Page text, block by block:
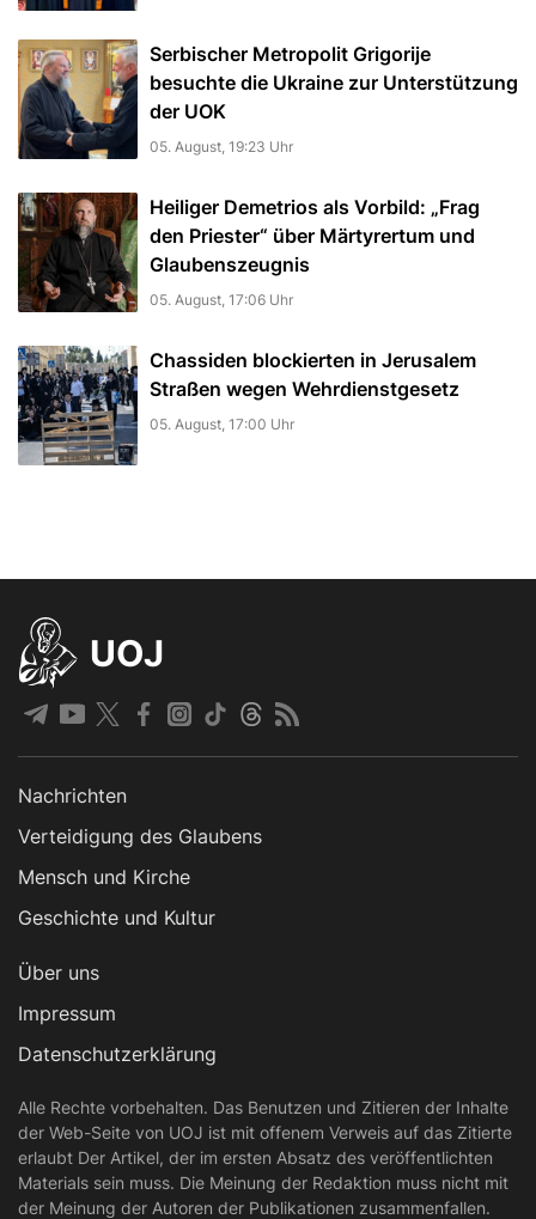
Serbischer Metropolit Grigorije
besuchte die Ukraine zur Unterstützung
der UOK
05. August, 19:23 Uhr
Heiliger Demetrios als Vorbild: „Frag
den Priester“ über Märtyrertum und
Glaubenszeugnis
05. August, 17:06 Uhr
Chassiden blockierten in Jerusalem
Straßen wegen Wehrdienstgesetz
05. August, 17:00 Uhr
UOJ
Nachrichten
Verteidigung des Glaubens
Mensch und Kirche
Geschichte und Kultur
Über uns
Impressum
Datenschutzerklärung
Alle Rechte vorbehalten. Das Benutzen und Zitieren der Inhalte
der Web-Seite von UOJ ist mit offenem Verweis auf das Zitierte
erlaubt Der Artikel, der im ersten Absatz des veröffentlichten
Materials sein muss. Die Meinung der Redaktion muss nicht mit
der Meinung der Autoren der Publikationen zusammenfallen.